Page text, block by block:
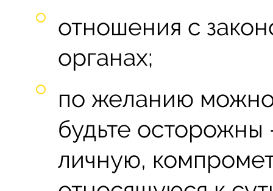
отношения с
органах;
по желанию
будьте
личную,